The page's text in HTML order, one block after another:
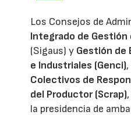
Los Consejos de
Integrado de Gestión
(Sigaus) y Gestión de
e Industriales (Genci)
Colectivos de
del Productor (Scrap)
la presidencia de